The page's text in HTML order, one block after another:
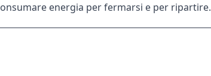
energia per fermarsi e per ripartire.